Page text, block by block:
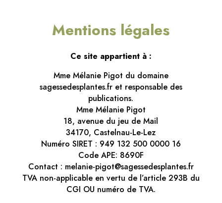
Mentions légales
Ce site appartient à :
Mme Mélanie Pigot du domaine
sagessedesplantes.fr et responsable des
publications.
Mme Mélanie Pigot
18, avenue du jeu de Mail
34170, Castelnau-Le-Lez
Numéro SIRET : 949 132 500 0000 16
Code APE: 8690F
Contact : melanie-pigot@sagessedesplantes.fr
TVA non-applicable en vertu de l’article 293B du
CGI OU numéro de TVA.